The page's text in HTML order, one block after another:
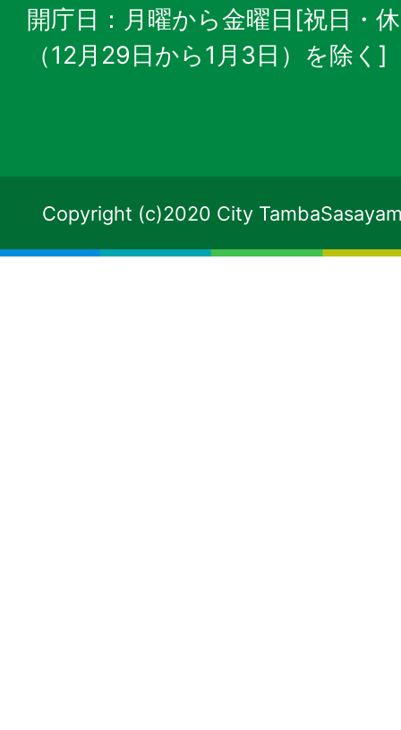
開庁日：月曜から金曜日[祝日・
（12月29日から1月3日）を除く]
Copyright (c)2020 City